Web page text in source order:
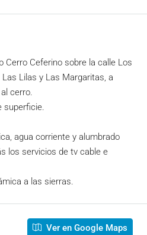
Cerro Ceferino sobre la calle Los
Lilas y Las Margaritas, a
cerro.
superficie.
agua corriente y alumbrado
los servicios de tv cable e
a las sierras.
Ver en Google Maps